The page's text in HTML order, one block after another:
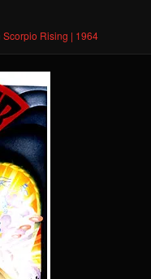
Scorpio Rising | 1964